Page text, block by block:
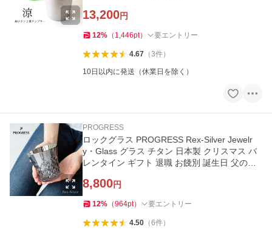
13,200円
12% （ 1,446pt） 要エントリー
4.67（3件）
10日以内に発送（休業日を除く）
PROGRESS
ロックグラス PROGRESS Rex-Silver Jewelr
y・Glass グラス チタン 日本製 クリスマス バ
レンタイン ギフト 退職 お餞別 誕生日 父の日
8,800円
12% （964pt） 要エントリー
4.50（6件）